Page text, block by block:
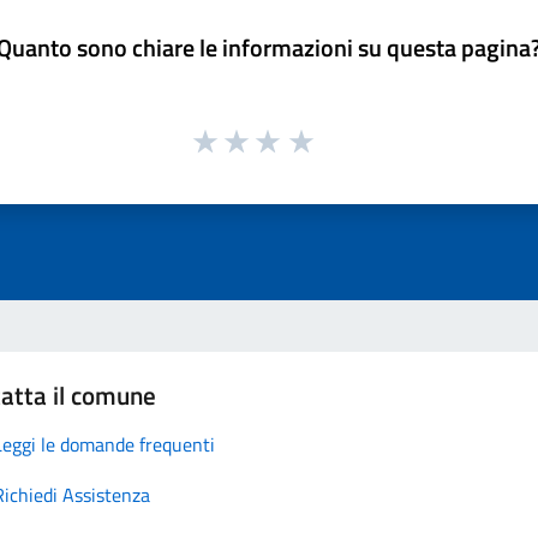
sono chiare le informazioni su questa
il comune
le domande frequenti
Assistenza